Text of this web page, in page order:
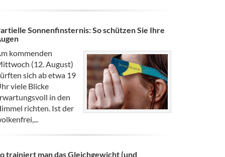
Sonnenfinsternis: So schützen Sie Ihre
kommenden
(12. August)
sich ab etwa 19
viele Blicke
in den
richten. Ist der
trainiert man das Gleichgewicht (und